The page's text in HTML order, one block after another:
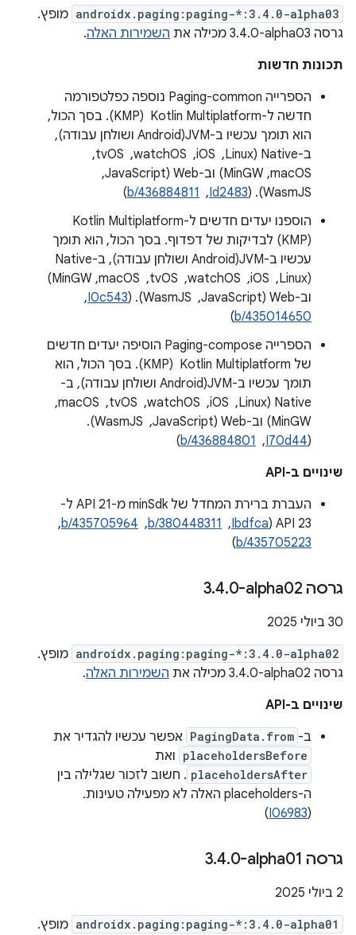
androidx.paging:paging-*:3.4.0-alpha03 מופץ.
גרסה ‎3.4.0-alpha03 מכילה את
השמירות האלה.
תכונות חדשות
הספרייה Paging-common נוספה כפלטפורמה
חדשה ל-Kotlin Multiplatform ‏ (KMP). בסך הכול,
הוא תומך עכשיו ב-JVM(Android ושולחן עבודה),
ב-Native (Linux, ‏ iOS, ‏ watchOS, ‏ tvOS, ‏
macOS,‏ MinGW) וב-Web (JavaScript, ‏
WasmJS). (
Id2483
, ‏
b/436884811
)
(KMP) לבדיקות של דפדוף. בסך הכול, הוא תומך
עכשיו ב-JVM(Android ושולחן עבודה), ב-Native
(Linux, ‏ iOS, ‏ watchOS, ‏ tvOS, ‏ macOS,‏ MinGW)
וב-Web (JavaScript, ‏ WasmJS). ‫(
I0c543
, ‏
b/435014650
)
הספרייה Paging-compose הוסיפה יעדים חדשים
של Kotlin Multiplatform ‏ (KMP). בסך הכול, הוא
תומך עכשיו ב-JVM(Android ושולחן עבודה), ב-
Native (Linux, ‏ iOS, ‏ watchOS, ‏ tvOS, ‏ macOS,‏
MinGW) וב-Web (JavaScript, ‏ WasmJS).
(
I70d44
, ‏
b/436884801
)
שינויים ב-API
העברת ברירת המחדל של minSdk מ-API 21 ל-
API 23 (
Ibdfca
, ‏
b/380448311
, ‏
b/435705964
, ‏
b/435705223
)
גרסה ‎3 .4.0-alpha02
‫30 ביולי 2025
androidx.paging:paging-*:3.4.0-alpha02 מופץ.
גרסה ‎3.4.0-alpha02 מכילה את
השמירות האלה.
שינויים ב-API
ב- PagingData.from אפשר עכשיו להגדיר את
placeholdersBefore ואת
placeholdersAfter . חשוב לזכור שגלילה בין
ה-placeholders האלה לא מפעילה טעינות.
(
I06983
)
גרסה ‎3 .4.0-alpha01
‫2 ביולי 2025
androidx.paging:paging-*:3.4.0-alpha01 מופץ.